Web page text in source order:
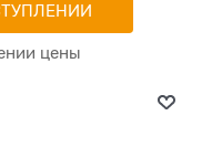
цены